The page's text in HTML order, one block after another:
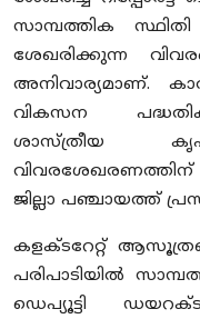
സാമ്പത്തിക
ശേഖരിക്കുന്ന
അനിവാര്യമാണ്.
വികസന
ശാസ്ത്രീയ
ജില്ലാ പഞ്ചായത്ത്
കളക്ടറേറ്റ്
പരിപാടിയില്‍
ഡെപ്യൂട്ടി